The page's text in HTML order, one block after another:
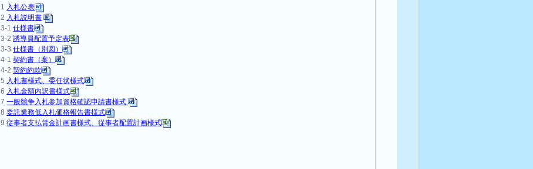
1 入札公表
2 入札説明書
3-1仕様書
3-2誘導員配置予定表
3-3仕様書（別図）
4-1契約書（案）
4-2契約約款
5 入札書様式、委任状様式
6 入札金額内訳書様式
7一般競争入札参加資格確認申請書様式
8委託業務低入札価格報告書様式
9従事者支払賃金計画書様式、従事者配置計画様式